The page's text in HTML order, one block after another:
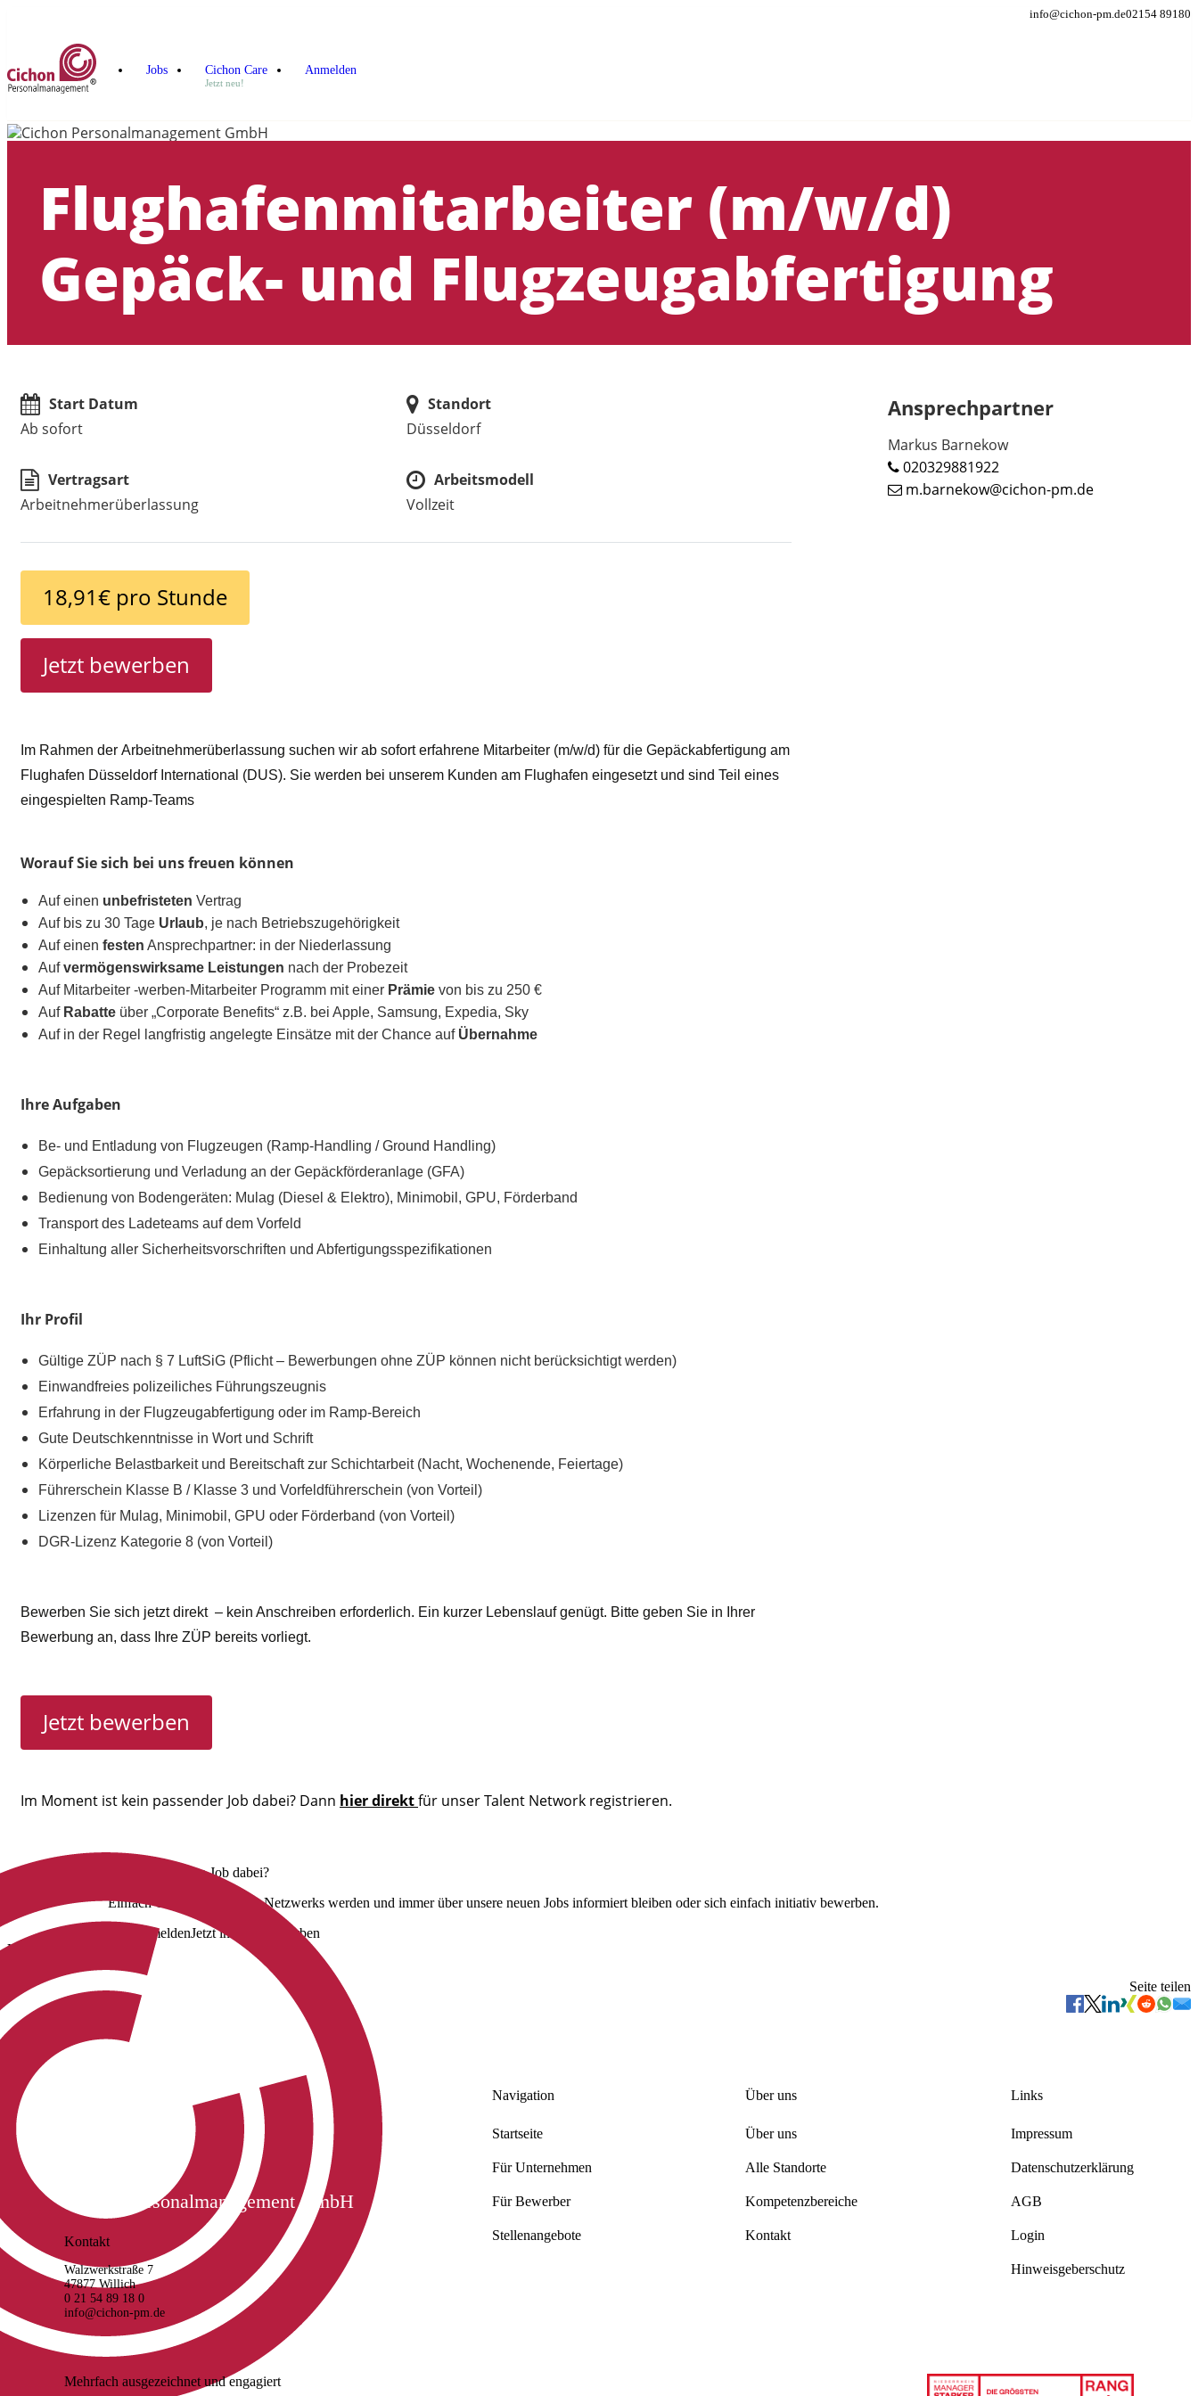
info@cichon-pm.de02154 89180
Jobs Cichon Care
Jetzt neu!
Anmelden
Flughafenmitarbeiter (m/w/d)
Gepäck- und Flugzeugabfertigung
Start Datum
Ab sofort
Standort
Düsseldorf
Vertragsart
Arbeitnehmerüberlassung
Arbeitsmodell
Vollzeit
18,91€ pro Stunde
Jetzt bewerben
Im Rahmen der Arbeitnehmerüberlassung suchen wir ab sofort erfahrene Mitarbeiter (m/w/d) für die Gepäckabfertigung am
Flughafen Düsseldorf International (DUS). Sie werden bei unserem Kunden am Flughafen eingesetzt und sind Teil eines
eingespielten Ramp-Teams
Worauf Sie sich bei uns freuen können
Auf einen unbefristeten Vertrag
Auf bis zu 30 Tage Urlaub, je nach Betriebszugehörigkeit
Auf einen festen Ansprechpartner: in der Niederlassung
Aufvermögenswirksame Leistungen nach der Probezeit
Auf Mitarbeiter -werben-Mitarbeiter Programm mit einer Prämie von bis zu 250 €
Auf Rabatte über „Corporate Benefits“ z.B. bei Apple, Samsung, Expedia, Sky
Auf in der Regel langfristig angelegte Einsätze mit der Chance auf Übernahme
Ihre Aufgaben
Be- und Entladung von Flugzeugen (Ramp-Handling / Ground Handling)
Gepäcksortierung und Verladung an der Gepäckförderanlage (GFA)
Bedienung von Bodengeräten: Mulag (Diesel & Elektro), Minimobil, GPU, Förderband
Transport des Ladeteams auf dem Vorfeld
Einhaltung aller Sicherheitsvorschriften und Abfertigungsspezifikationen
Ihr Profil
Gültige ZÜP nach § 7 LuftSiG (Pflicht – Bewerbungen ohne ZÜP können nicht berücksichtigt werden)
Einwandfreies polizeiliches Führungszeugnis
Erfahrung in der Flugzeugabfertigung oder im Ramp-Bereich
Gute Deutschkenntnisse in Wort und Schrift
Körperliche Belastbarkeit und Bereitschaft zur Schichtarbeit (Nacht, Wochenende, Feiertage)
Führerschein Klasse B / Klasse 3 und Vorfeldführerschein (von Vorteil)
Lizenzen für Mulag, Minimobil, GPU oder Förderband (von Vorteil)
DGR-Lizenz Kategorie 8 (von Vorteil)
Bewerben Sie sich jetzt direkt – kein Anschreiben erforderlich. Ein kurzer Lebenslauf genügt. Bitte geben Sie in Ihrer
Bewerbung an, dass Ihre ZÜP bereits vorliegt.
Jetzt bewerben
Im Moment ist kein passender Job dabei? Dann hier direktfür unser Talent Network registrieren.
Ansprechpartner
Markus Barnekow
020329881922
m.barnekow@cichon-pm.de
Nicht der richtige Job dabei?
Einfach Teil unseres Talent Netzwerks werden und immer über unsere neuen Jobs informiert bleiben oder sich einfach initiativ bewerben.
Jetzt anmeldenJetzt initiativ bewerben
Uns folgen
Seite teilen
Cichon Personalmanagement GmbH
Kontakt
Walzwerkstraße 7
47877 Willich
0 21 54 89 18 0
info@cichon-pm.de
Navigation
Startseite
Für Unternehmen
Für Bewerber
Stellenangebote
Über uns
Über uns
Alle Standorte
Kompetenzbereiche
Kontakt
Links
Impressum
Datenschutzerklärung
AGB
Login
Hinweisgeberschutz
Mehrfach ausgezeichnet und engagiert